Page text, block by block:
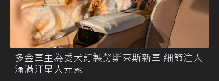
多金車主為愛犬訂製勞斯萊斯新車 細節注入
滿滿汪星人元素